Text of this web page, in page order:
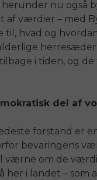
nu også
af værdier – med
til, hvad og
i tiden, og
del af
forstand er
bevaringens
værne om de
her i landet – som